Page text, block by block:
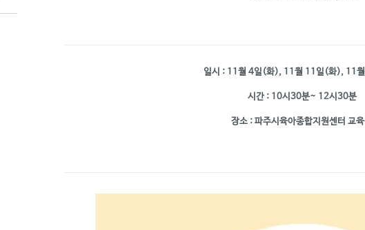
일시 : 11월 4일(화), 11월 11일(화), 11
시 간 : 10시30분~ 12시30분
장소 : 파주시육아종합지원센터 교